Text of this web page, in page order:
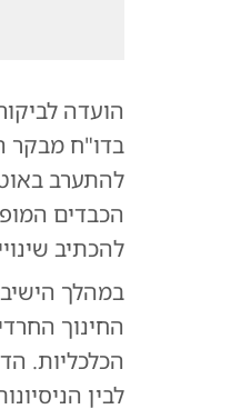
הועדה
בדו"ח מבקר
להתערב
הכבדים
להכתיב
במהלך
החינוך
הכלכליות.
לבין